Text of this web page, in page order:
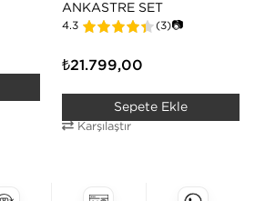
ANKASTRE SET
4.3 (3)📷
₺21.799,00
Sepete Ekle
Karşılaştır